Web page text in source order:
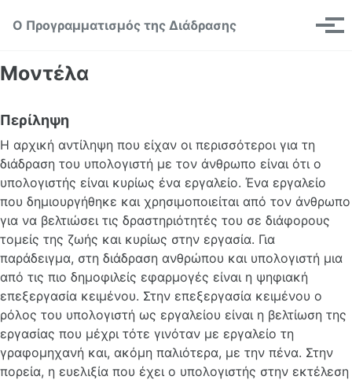
Ο Προγραμματισμός της Διάδρασης
Toggle
Μοντέλα
Περίληψη
Η αρχική αντίληψη που είχαν οι περισσότεροι για τη
διάδραση του υπολογιστή με τον άνθρωπο είναι ότι ο
υπολογιστής είναι κυρίως ένα εργαλείο. Ένα εργαλείο
που δημιουργήθηκε και χρησιμοποιείται από τον άνθρωπο
για να βελτιώσει τις δραστηριότητές του σε διάφορους
τομείς της ζωής και κυρίως στην εργασία. Για
παράδειγμα, στη διάδραση ανθρώπου και υπολογιστή μια
από τις πιο δημοφιλείς εφαρμογές είναι η ψηφιακή
επεξεργασία κειμένου. Στην επεξεργασία κειμένου ο
ρόλος του υπολογιστή ως εργαλείου είναι η βελτίωση της
εργασίας που μέχρι τότε γινόταν με εργαλείο τη
γραφομηχανή και, ακόμη παλιότερα, με την πένα. Στην
πορεία, η ευελιξία που έχει ο υπολογιστής στην εκτέλεση